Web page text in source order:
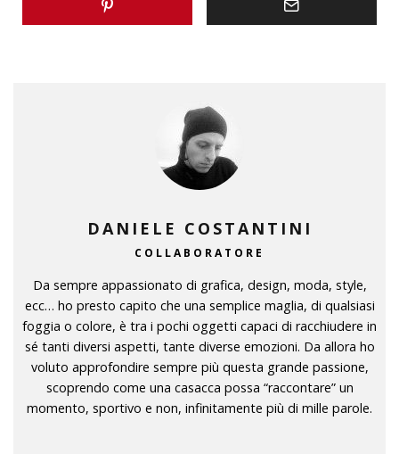
DANIELE COSTANTINI
COLLABORATORE
Da sempre appassionato di grafica, design, moda, style,
ecc… ho presto capito che una semplice maglia, di qualsiasi
foggia o colore, è tra i pochi oggetti capaci di racchiudere in
sé tanti diversi aspetti, tante diverse emozioni. Da allora ho
voluto approfondire sempre più questa grande passione,
scoprendo come una casacca possa “raccontare” un
momento, sportivo e non, infinitamente più di mille parole.